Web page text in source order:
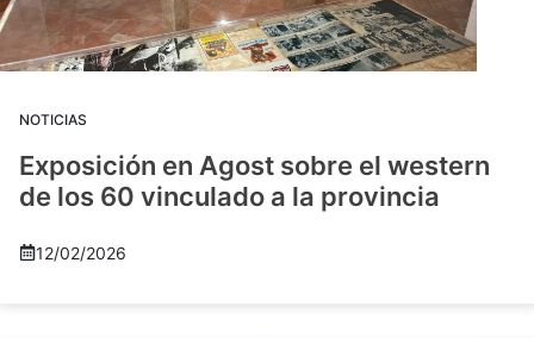
NOTICIAS
Exposición en Agost sobre el western
de los 60 vinculado a la provincia
12/02/2026